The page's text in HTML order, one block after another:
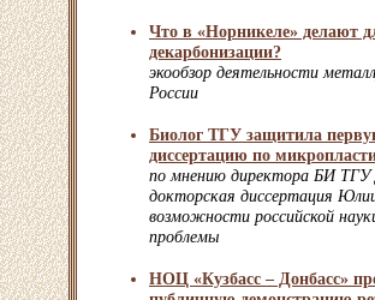
Что в «Норникеле» делают
декарбонизации?
экообзор деятельности
России
Биолог ТГУ защитила
диссертацию по
по мнению директора БИ ТГУ
докторская диссертация
возможности российской
проблемы
НОЦ «Кузбасс – Донбасс»